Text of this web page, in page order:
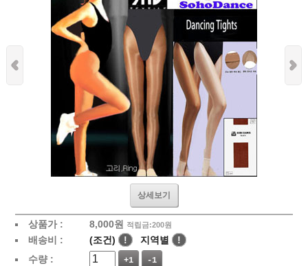
상세보기
상품가 : 8,000원 적립금:200원
배송비 : (조건) ! 지역별
!
수량 :
+1 -1